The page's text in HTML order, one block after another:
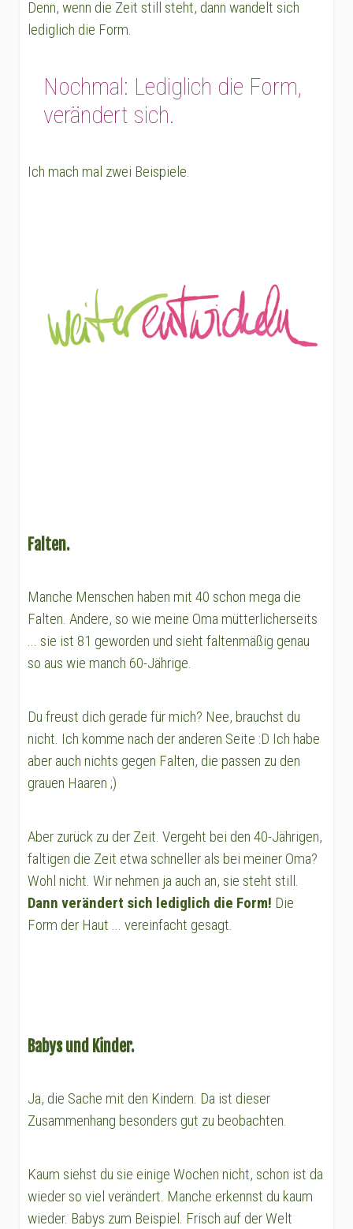
Denn, wenn die Zeit still steht, dann wandelt sich
lediglich die Form.
Nochmal: Lediglich die Form,
verändert sich.
Ich mach mal zwei Beispiele.
Falten.
Manche Menschen haben mit 40 schon mega die
Falten. Andere, so wie meine Oma mütterlicherseits
... sie ist 81 geworden und sieht faltenmäßig genau
so aus wie manch 60-Jährige.
Du freust dich gerade für mich? Nee, brauchst du
nicht. Ich komme nach der anderen Seite :D Ich habe
aber auch nichts gegen Falten, die passen zu den
grauen Haaren ;)
Aber zurück zu der Zeit. Vergeht bei den 40-Jährigen,
faltigen die Zeit etwa schneller als bei meiner Oma?
Wohl nicht. Wir nehmen ja auch an, sie steht still.
Dann verändert sich lediglich die Form! Die
Form der Haut ... vereinfacht gesagt.
Babys und Kinder.
Ja, die Sache mit den Kindern. Da ist dieser
Zusammenhang besonders gut zu beobachten.
Kaum siehst du sie einige Wochen nicht, schon ist da
wieder so viel verändert. Manche erkennst du kaum
wieder. Babys zum Beispiel. Frisch auf der Welt